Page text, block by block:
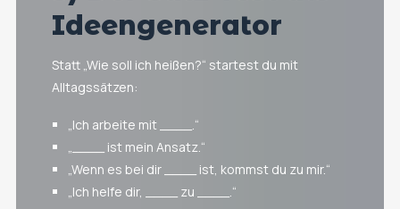
Ideengenerator
Statt „Wie soll ich heißen?“ startest du mit
Alltagssätzen:
„Ich arbeite mit ____.“
„____ ist mein Ansatz.“
„Wenn es bei dir ____ ist, kommst du zu mir.“
„Ich helfe dir, ____ zu ____.“